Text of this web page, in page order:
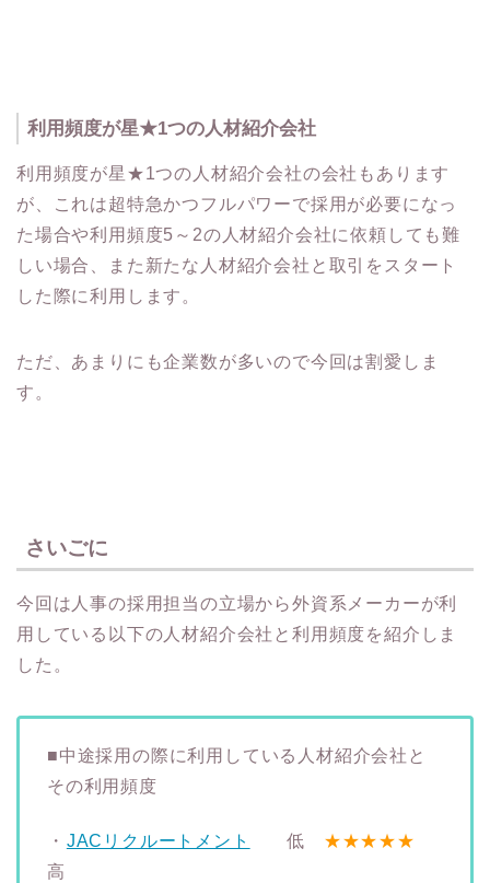
利用頻度が星★1つの人材紹介会社
利用頻度が星★1つの人材紹介会社の会社もあります
が、これは超特急かつフルパワーで採用が必要になっ
た場合や利用頻度5～2の人材紹介会社に依頼しても難
しい場合、また新たな人材紹介会社と取引をスタート
した際に利用します。
ただ、あまりにも企業数が多いので今回は割愛しま
す。
さいごに
今回は人事の採用担当の立場から外資系メーカーが利
用している以下の人材紹介会社と利用頻度を紹介しま
した。
■中途採用の際に利用している人材紹介会社と
その利用頻度
・ JACリクルートメント 低 ★★★★★
高